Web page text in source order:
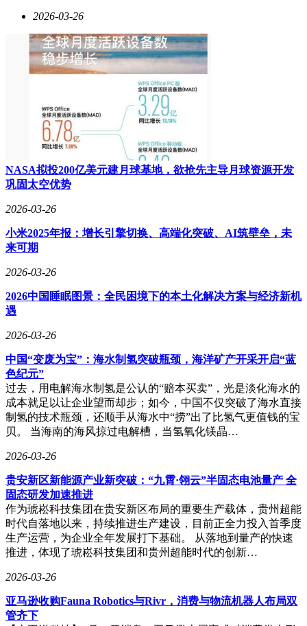
费者决策逐渐从情绪驱动转向价值判断，产品质量、品牌信誉
成为核心考量因素。这种转变在监管层面得到呼应，新规对虚
假宣传、产品质量等问题的处罚力度持续加大，合肥三只羊网
络因虚假宣传被罚没6894万元的案例，为行业敲响警钟。在微
短剧等新兴业态分流用户注意力的背景下，直播电商正在经历
从流量游戏到价值创造的深刻转型。
2026-03-26
NASA拟投200亿美元建月球基地，欲抢先主导月球资源开发
巩固太空优势
2026-03-26
小米2025年报：增长引擎切换、高端化突破、AI筑壁垒，未
来可期
2026-03-26
2026中国睡眠图景：全民困境下的本土化解决方案与经济新机
遇
2026-03-26
中国“变废为宝”：海水制氢突破瓶颈，海洋矿产开采开启“蓝
色纪元”
过去，用电解海水制氢是公认的“赔本买卖”，光是淡化海水的
成本就足以让企业望而却步；如今，中国不仅突破了海水直接
制氢的技术瓶颈，还顺手从海水中“捞”出了比氢气更值钱的宝
贝。 当海南的海风掠过电解槽，当氢氧化镁晶…
2026-03-26
贵安新区新能源产业新突破：“九霄·翎云”半固态电池量产 全
固态研发加速推进
作为琥崧科技集团在贵安新区布局的重要生产载体，贵州超能
时代自落地以来，持续推进生产建设，目前正全力投入首季度
生产运营，为企业全年发展打下基础。 从落地到量产的快速
推进，体现了琥崧科技集团和贵州超能时代的创新…
2026-03-26
亚马逊收购Fauna Robotics与Rivr，消费与物流机器人布局双
管齐下